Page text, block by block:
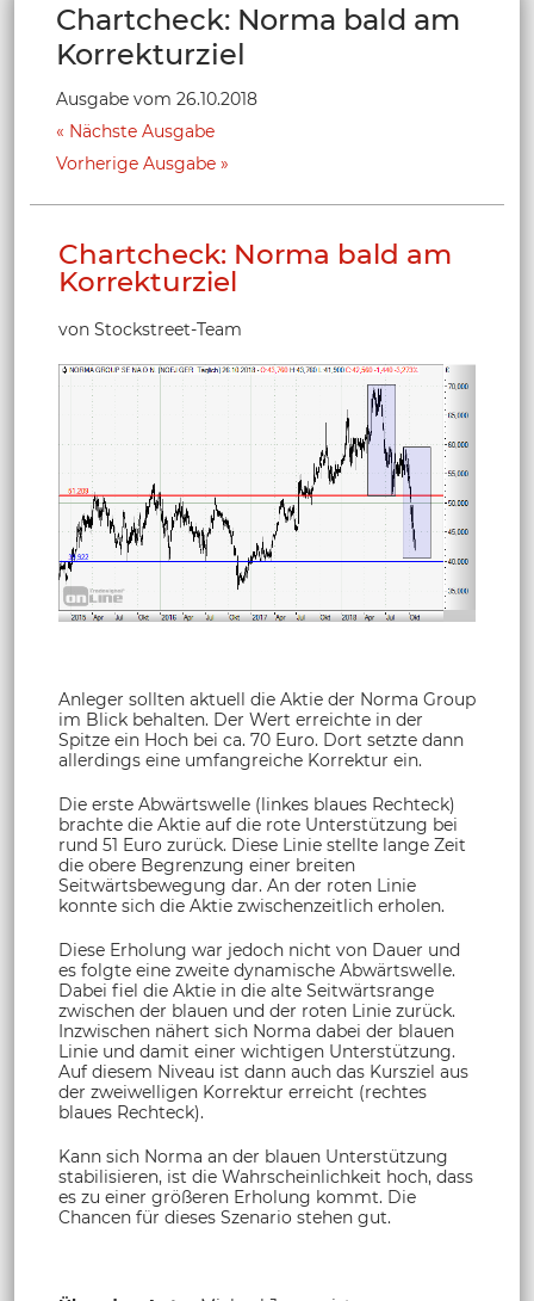
Chartcheck: Norma bald am
Korrekturziel
Ausgabe vom 26.10.2018
Nächste Ausgabe
Vorherige Ausgabe
Chartcheck: Norma bald am
Korrekturziel
von Stockstreet-Team
Anleger sollten aktuell die Aktie der Norma Group
im Blick behalten. Der Wert erreichte in der
Spitze ein Hoch bei ca. 70 Euro. Dort setzte dann
allerdings eine umfangreiche Korrektur ein.
Die erste Abwärtswelle (linkes blaues Rechteck)
brachte die Aktie auf die rote Unterstützung bei
rund 51 Euro zurück. Diese Linie stellte lange Zeit
die obere Begrenzung einer breiten
Seitwärtsbewegung dar. An der roten Linie
konnte sich die Aktie zwischenzeitlich erholen.
Diese Erholung war jedoch nicht von Dauer und
es folgte eine zweite dynamische Abwärtswelle.
Dabei fiel die Aktie in die alte Seitwärtsrange
zwischen der blauen und der roten Linie zurück.
Inzwischen nähert sich Norma dabei der blauen
Linie und damit einer wichtigen Unterstützung.
Auf diesem Niveau ist dann auch das Kursziel aus
der zweiwelligen Korrektur erreicht (rechtes
blaues Rechteck).
Kann sich Norma an der blauen Unterstützung
stabilisieren, ist die Wahrscheinlichkeit hoch, dass
es zu einer größeren Erholung kommt. Die
Chancen für dieses Szenario stehen gut.